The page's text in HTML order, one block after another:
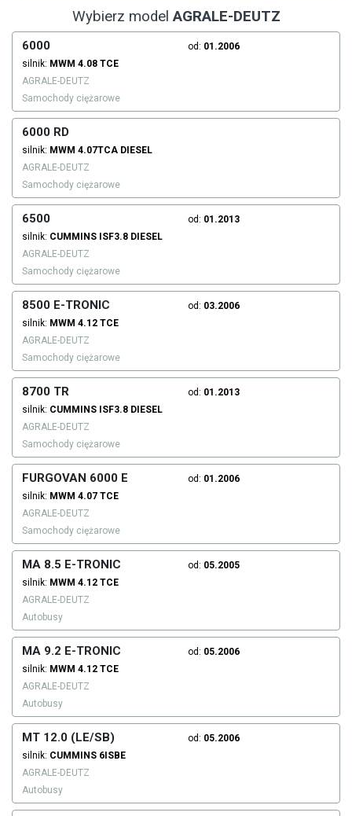
Wybierz modelAGRALE-DEUTZ
6000 od: 01.2006
silnik: MWM 4.08 TCE
AGRALE-DEUTZ
Samochody ciężarowe
6000 RD
silnik: MWM 4.07TCA DIESEL
AGRALE-DEUTZ
Samochody ciężarowe
6500 od: 01.2013
silnik: CUMMINS ISF3.8 DIESEL
AGRALE-DEUTZ
Samochody ciężarowe
8500 E-TRONIC od: 03.2006
silnik: MWM 4.12 TCE
AGRALE-DEUTZ
Samochody ciężarowe
8700 TR od: 01.2013
silnik: CUMMINS ISF3.8 DIESEL
AGRALE-DEUTZ
Samochody ciężarowe
FURGOVAN 6000 E od: 01.2006
silnik: MWM 4.07 TCE
AGRALE-DEUTZ
Samochody ciężarowe
MA 8.5 E-TRONIC od: 05.2005
silnik: MWM 4.12 TCE
AGRALE-DEUTZ
Autobusy
MA 9.2 E-TRONIC od: 05.2006
silnik: MWM 4.12 TCE
AGRALE-DEUTZ
Autobusy
MT 12.0 (LE/SB) od: 05.2006
silnik: CUMMINS 6ISBE
AGRALE-DEUTZ
Autobusy